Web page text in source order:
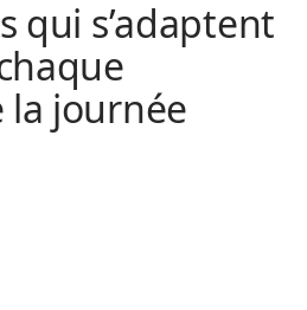
qui s’adaptent
journée